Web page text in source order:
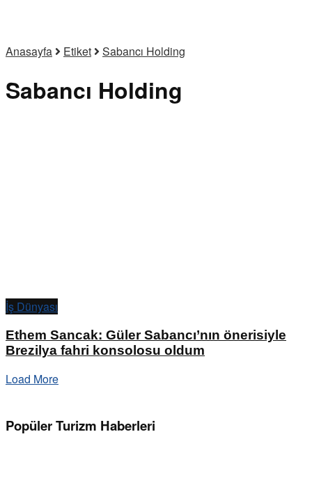
Anasayfa Etiket Sabancı Holding
Sabancı Holding
İş Dünyası
Ethem Sancak: Güler Sabancı’nın önerisiyle
Brezilya fahri konsolosu oldum
Load More
Popüler Turizm Haberleri